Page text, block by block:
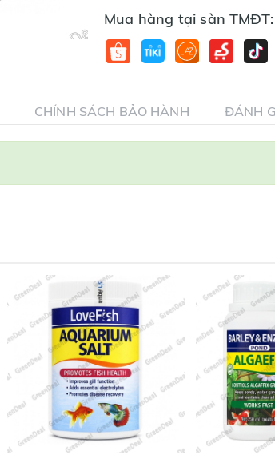
Mua hàng tại sàn TMĐT:
CHÍNH SÁCH BẢO HÀNH ĐÁNH